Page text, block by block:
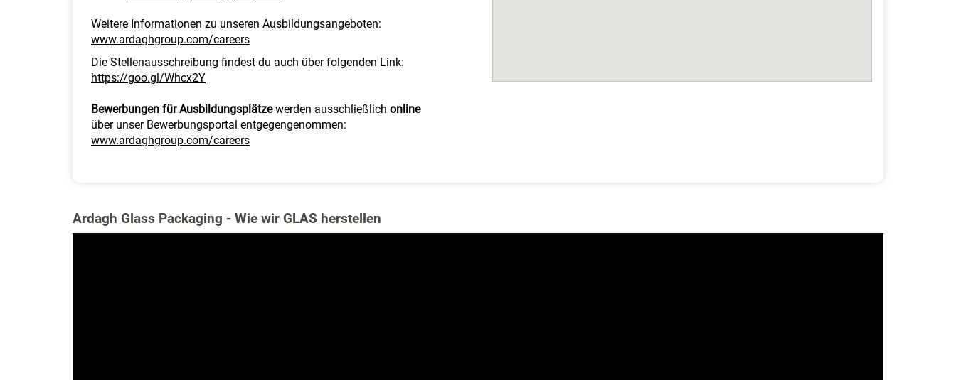
Weitere Informationen zu unseren Ausbildungsangeboten:
www.ardaghgroup.com/careers
Die Stellenausschreibung findest du auch über folgenden Link:
https://goo.gl/Whcx2Y
Bewerbungen für Ausbildungsplätzewerden ausschließlich online
über unser Bewerbungsportal entgegengenommen:
www.ardaghgroup.com/careers
Ardagh Glass Packaging - Wie wir GLAS herstellen